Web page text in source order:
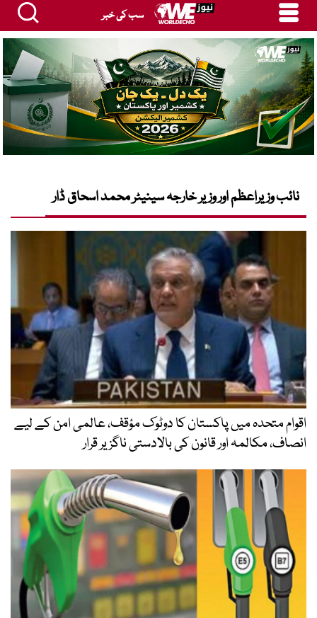
سب کی خبر
نائب وزیراعظم اور وزیر خارجہ سینیٹر محمد اسحاق ڈار
اقوام متحدہ میں پاکستان کا دوٹوک مؤقف، عالمی امن کے لیے
انصاف، مکالمہ اور قانون کی بالادستی ناگزیر قرار